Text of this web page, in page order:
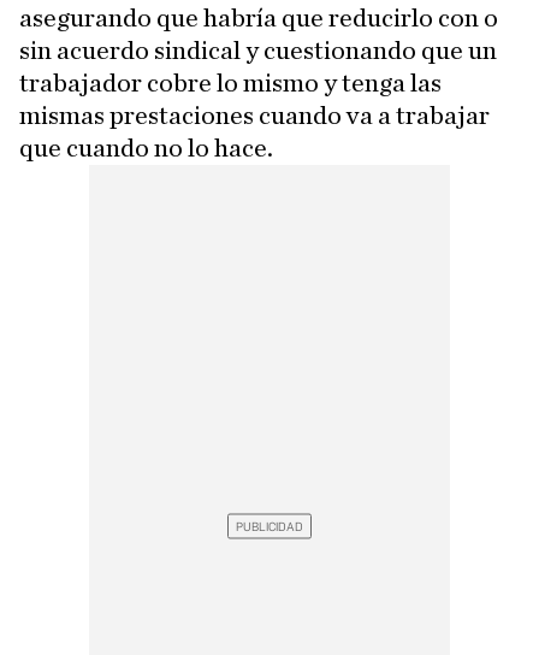
asegurando que habría que reducirlo con o
sin acuerdo sindical y cuestionando que un
trabajador cobre lo mismo y tenga las
mismas prestaciones cuando va a trabajar
que cuando no lo hace.